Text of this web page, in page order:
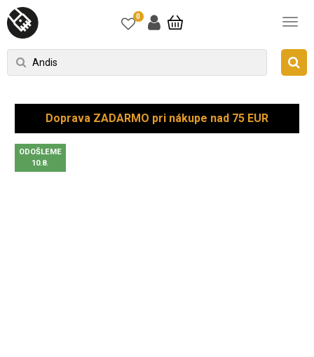
0
Doprava ZADARMO pri nákupe nad 75 EUR
ODOŠLEME
10.8.